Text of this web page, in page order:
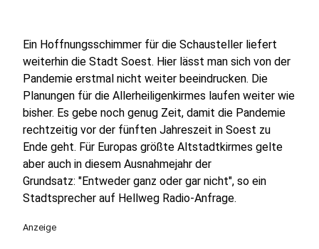
Ein Hoffnungsschimmer für die Schausteller liefert
weiterhin die Stadt Soest. Hier lässt man sich von der
Pandemie erstmal nicht weiter beeindrucken. Die
Planungen für die Allerheiligenkirmes laufen weiter wie
bisher. Es gebe noch genug Zeit, damit die Pandemie
rechtzeitig vor der fünften Jahreszeit in Soest zu
Ende geht. Für Europas größte Altstadtkirmes gelte
aber auch in diesem Ausnahmejahr der
Grundsatz: "Entweder ganz oder gar nicht", so ein
Stadtsprecher auf Hellweg Radio-Anfrage.
Anzeige